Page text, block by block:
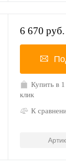
6 670 руб.
Купить в 1
клик
К